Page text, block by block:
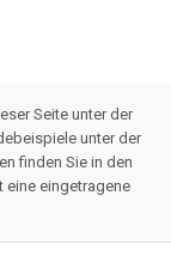
Seite unter der
unter der
finden Sie in den
eine eingetragene